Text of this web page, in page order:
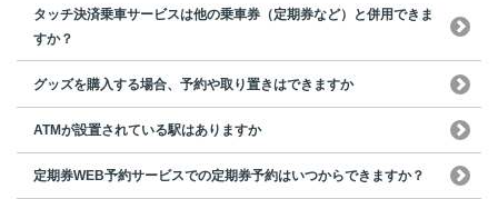
タッチ決済乗車サービスは他の乗車券（定期券など）と併用できま
すか？
グッズを購入する場合、予約や取り置きはできますか
ATMが設置されている駅はありますか
定期券WEB予約サービスでの定期券予約はいつからできますか？